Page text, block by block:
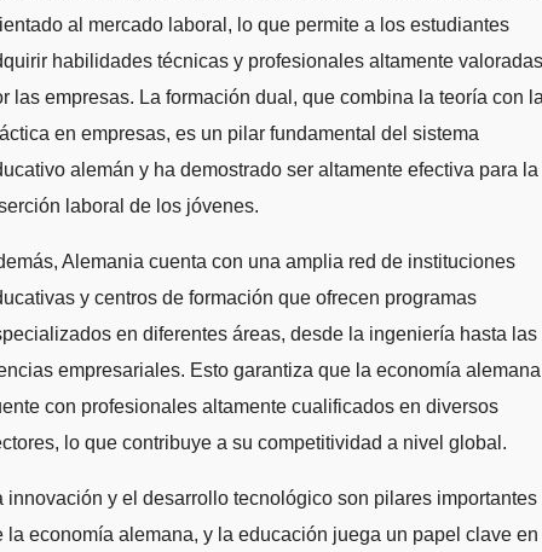
al mercado laboral, lo que permite a los estudiantes
habilidades técnicas y profesionales altamente valoradas
las empresas. La formación dual, que combina la teoría con
en empresas, es un pilar fundamental del sistema
alemán y ha demostrado ser altamente efectiva para la
laboral de los jóvenes.
Alemania cuenta con una amplia red de instituciones
y centros de formación que ofrecen programas
en diferentes áreas, desde la ingeniería hasta las
empresariales. Esto garantiza que la economía alemana
con profesionales altamente cualificados en diversos
lo que contribuye a su competitividad a nivel global.
innovación y el desarrollo tecnológico son pilares importantes
la economía alemana, y la educación juega un papel clave en